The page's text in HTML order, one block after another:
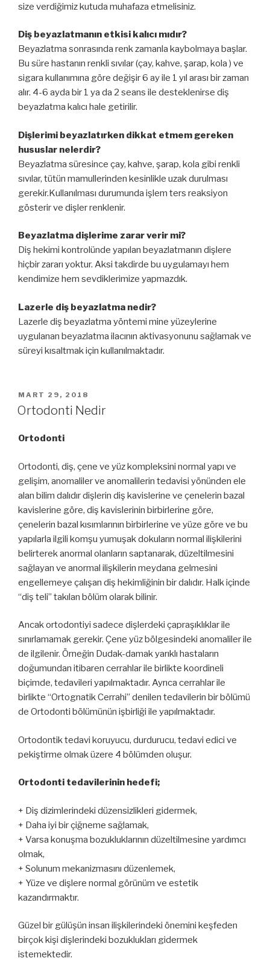
size verdiğimiz kutuda muhafaza etmelisiniz.
Diş beyazlatmanın etkisi kalıcı mıdır?
Beyazlatma sonrasında renk zamanla kaybolmaya başlar.
Bu süre hastanın renkli sıvılar (çay, kahve, şarap, kola ) ve
sigara kullanımına göre değişir 6 ay ile 1 yıl arası bir zaman
alır. 4-6 ayda bir 1 ya da 2 seans ile desteklenirse diş
beyazlatma kalıcı hale getirilir.
Dişlerimi beyazlatırken dikkat etmem gereken
hususlar nelerdir?
Beyazlatma süresince çay, kahve, şarap, kola gibi renkli
sıvılar, tütün mamullerinden kesinlikle uzak durulması
gerekir.Kullanılması durumunda işlem ters reaksiyon
gösterir ve dişler renklenir.
Beyazlatma dişlerime zarar verir mi?
Diş hekimi kontrolünde yapılan beyazlatmanın dişlere
hiçbir zararı yoktur. Aksi takdirde bu uygulamayı hem
kendimize hem sevdiklerimize yapmazdık.
Lazerle diş beyazlatma nedir?
Lazerle diş beyazlatma yöntemi mine yüzeylerine
uygulanan beyazlatma ilacının aktivasyonunu sağlamak ve
süreyi kısaltmak için kullanılmaktadır.
YAYIM
TARIHI
MART 29, 2018
Ortodonti Nedir
Ortodonti
Ortodonti, diş, çene ve yüz kompleksini normal yapı ve
gelişim, anomaliler ve anomalilerin tedavisi yönünden ele
alan bilim dalıdır dişlerin diş kavislerine ve çenelerin bazal
kavislerine göre, diş kavislerinin birbirlerine göre,
çenelerin bazal kısımlarının birbirlerine ve yüze göre ve bu
yapılarla ilgili komşu yumuşak dokuların normal ilişkilerini
belirterek anormal olanların saptanarak, düzeltilmesini
sağlayan ve anormal ilişkilerin meydana gelmesini
engellemeye çalışan diş hekimliğinin bir dalıdır. Halk içinde
“diş teli” takılan bölüm olarak bilinir.
Ancak ortodontiyi sadece dişlerdeki çapraşıklıklar ile
sınırlamamak gerekir. Çene yüz bölgesindeki anomaliler ile
de ilgilenir. Örneğin Dudak-damak yarıklı hastaların
doğumundan itibaren cerrahlar ile birlikte koordineli
biçimde, tedavileri yapılmaktadır. Ayrıca cerrahlar ile
birlikte “Ortognatik Cerrahi” denilen tedavilerin bir bölümü
de Ortodonti bölümünün işbirliği ile yapılmaktadır.
Ortodontik tedavi koruyucu, durdurucu, tedavi edici ve
pekiştirme olmak üzere 4 bölümden oluşur.
Ortodonti tedavilerinin hedefi;
+ Diş dizimlerindeki düzensizlikleri gidermek,
+ Daha iyi bir çiğneme sağlamak,
+ Varsa konuşma bozukluklarının düzeltilmesine yardımcı
olmak,
+ Solunum mekanizmasını düzenlemek,
+ Yüze ve dişlere normal görünüm ve estetik
kazandırmaktır.
Güzel bir gülüşün insan ilişkilerindeki önemini keşfeden
birçok kişi dişlerindeki bozuklukları gidermek
istemektedir.